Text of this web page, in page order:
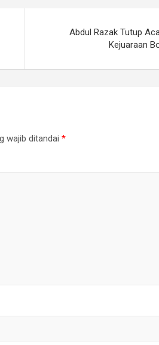
Abdul Razak Tutup
Kejuaraan
wajib ditandai *